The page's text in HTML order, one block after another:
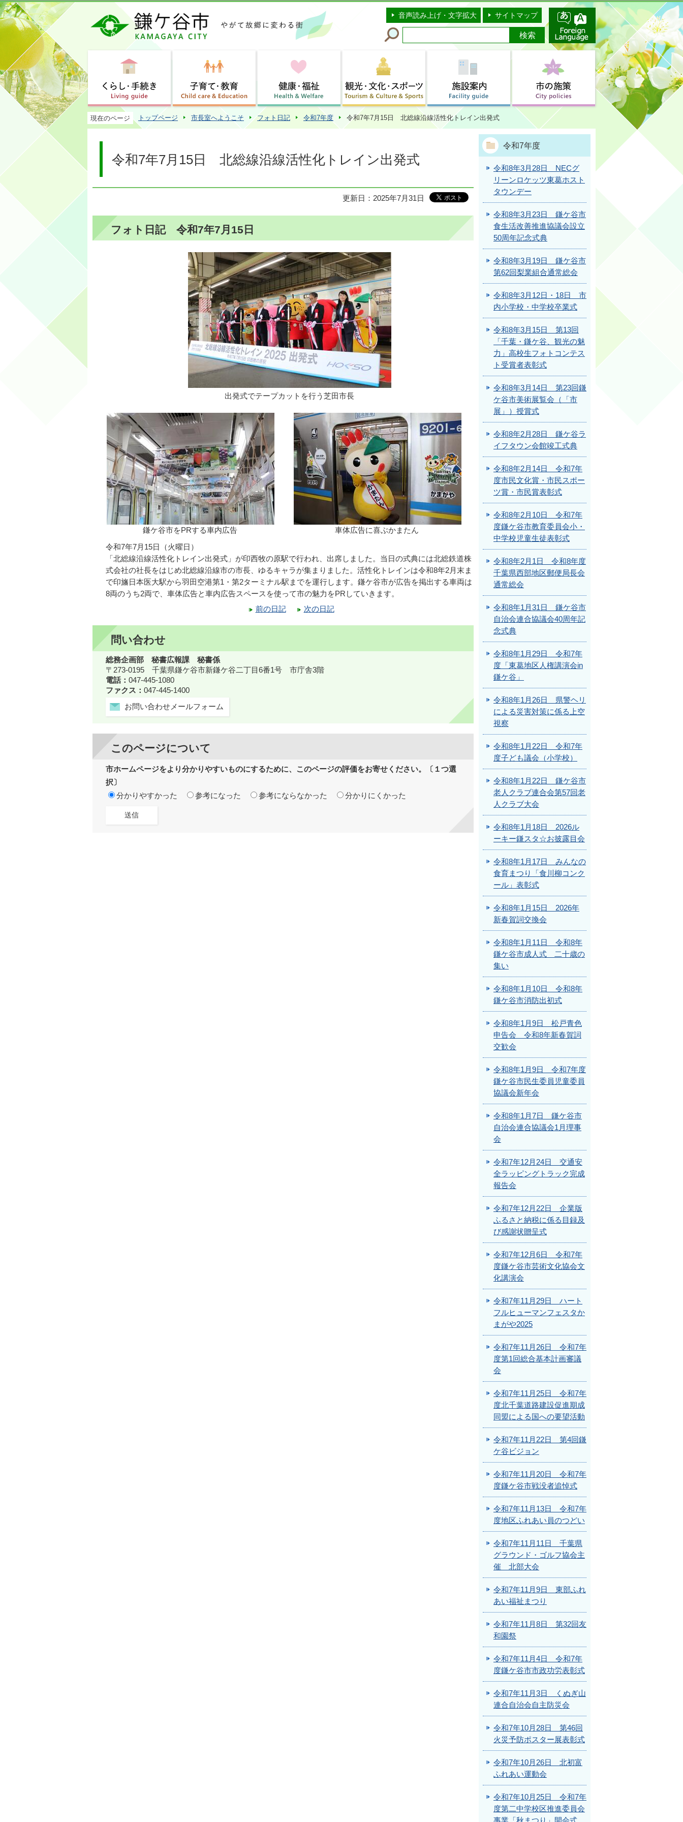
このページの本文へ移動
音声読み上げ・文字拡大 サイトマップ
現在のページ トップページ 市長室へようこそ フォト日記 令和7年度 令和7年7月15日 北総線沿線活性化トレイン出発式
令和7年7月15日 北総線沿線活性化トレイン出発式
更新日：2025年7月31日
フォト日記 令和7年7月15日
出発式でテープカットを行う芝田市長
鎌ケ谷市をPRする車内広告 車体広告に喜ぶかまたん
令和7年7月15日（火曜日）
「北総線沿線活性化トレイン出発式」が印西牧の原駅で行われ、出席しました。当日の式典には北総鉄道株
式会社の社長をはじめ北総線沿線市の市長、ゆるキャラが集まりました。活性化トレインは令和8年2月末ま
で印旛日本医大駅から羽田空港第1・第2ターミナル駅までを運行します。鎌ケ谷市が広告を掲出する車両は
8両のうち2両で、車体広告と車内広告スペースを使って市の魅力をPRしていきます。
前の日記
次の日記
問い合わせ
総務企画部 秘書広報課 秘書係
〒273-0195 千葉県鎌ケ谷市新鎌ケ谷二丁目6番1号 市庁舎3階
電話： 047-445-1080
ファクス： 047-445-1400
お問い合わせメールフォーム
このページについて
市ホームページをより分かりやすいものにするために、このページの評価をお寄せください。〔１つ選
択〕
分かりやすかった
参考になった 参考にならなかった 分かりにくかった
令和7年度
令和8年3月28日 NECグ
リーンロケッツ東葛ホスト
タウンデー
令和8年3月23日 鎌ケ谷市
食生活改善推進協議会設立
50周年記念式典
令和8年3月19日 鎌ケ谷市
第62回梨業組合通常総会
令和8年3月12日・18日 市
内小学校・中学校卒業式
令和8年3月15日 第13回
「千葉・鎌ケ谷、観光の魅
力」高校生フォトコンテス
ト受賞者表彰式
令和8年3月14日 第23回鎌
ケ谷市美術展覧会（「市
展」）授賞式
令和8年2月28日 鎌ケ谷ラ
イフタウン会館竣工式典
令和8年2月14日 令和7年
度市民文化賞・市民スポー
ツ賞・市民賞表彰式
令和8年2月10日 令和7年
度鎌ケ谷市教育委員会小・
中学校児童生徒表彰式
令和8年2月1日 令和8年度
千葉県西部地区郵便局長会
通常総会
令和8年1月31日 鎌ケ谷市
自治会連合協議会40周年記
念式典
令和8年1月29日 令和7年
度「東葛地区人権講演会in
鎌ケ谷」
令和8年1月26日 県警ヘリ
による災害対策に係る上空
視察
令和8年1月22日 令和7年
度子ども議会（小学校）
令和8年1月22日 鎌ケ谷市
老人クラブ連合会第57回老
人クラブ大会
令和8年1月18日 2026ル
ーキー鎌スタ☆お披露目会
令和8年1月17日 みんなの
食育まつり「食川柳コンク
ール」表彰式
令和8年1月15日 2026年
新春賀詞交換会
令和8年1月11日 令和8年
鎌ケ谷市成人式 二十歳の
集い
令和8年1月10日 令和8年
鎌ケ谷市消防出初式
令和8年1月9日 松戸青色
申告会 令和8年新春賀詞
交歓会
令和8年1月9日 令和7年度
鎌ケ谷市民生委員児童委員
協議会新年会
令和8年1月7日 鎌ケ谷市
自治会連合協議会1月理事
会
令和7年12月24日 交通安
全ラッピングトラック完成
報告会
令和7年12月22日 企業版
ふるさと納税に係る目録及
び感謝状贈呈式
令和7年12月6日 令和7年
度鎌ケ谷市芸術文化協会文
化講演会
令和7年11月29日 ハート
フルヒューマンフェスタか
まがや2025
令和7年11月26日 令和7年
度第1回総合基本計画審議
会
令和7年11月25日 令和7年
度北千葉道路建設促進期成
同盟による国への要望活動
令和7年11月22日 第4回鎌
ケ谷ビジョン
令和7年11月20日 令和7年
度鎌ケ谷市戦没者追悼式
令和7年11月13日 令和7年
度地区ふれあい員のつどい
令和7年11月11日 千葉県
グラウンド・ゴルフ協会主
催 北部大会
令和7年11月9日 東部ふれ
あい福祉まつり
令和7年11月8日 第32回友
和園祭
令和7年11月4日 令和7年
度鎌ケ谷市市政功労表彰式
令和7年11月3日 くぬぎ山
連合自治会自主防災会
令和7年10月28日 第46回
火災予防ポスター展表彰式
令和7年10月26日 北初富
ふれあい運動会
令和7年10月25日 令和7年
度第二中学校区推進委員会